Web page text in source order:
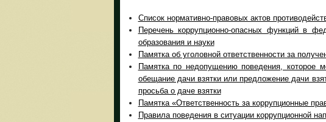
Список нормативно-правовых актов
Перечень коррупционно-опасных функций в
образования и науки
Памятка об уголовной ответственности за
Памятка по недопущению поведения, которое
обещание дачи взятки или предложение дачи
просьба о даче взятки
Памятка «Ответственность за коррупционные
Правила поведения в ситуации коррупционной